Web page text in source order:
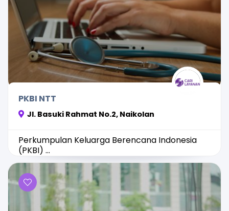
PKBI NTT
Jl. Basuki Rahmat No.2, Naikolan
Perkumpulan Keluarga Berencana Indonesia
(PKBI) ...